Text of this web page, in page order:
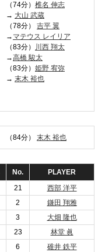
（74分） 椎名 伸志
→ 大山 武蔵
（78分） 吉平 翼
→ マテウス レイリア
（83分）
川西 翔太
→高橋 駿太
（83分） 姫野 宥弥
→ 末木 裕也
（84分） 末木 裕也
No.
PLAYER
21
西部 洋平
2
鎌田 翔雅
3
大畑 隆也
23
林堂 眞
6
碓井 鉄平